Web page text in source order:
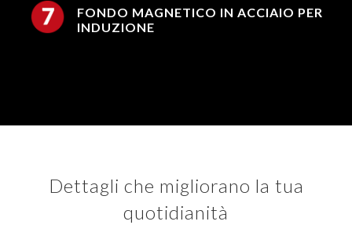
FONDO MAGNETICO IN ACCIAIO PER
INDUZIONE
Dettagli che migliorano la tua
quotidianità